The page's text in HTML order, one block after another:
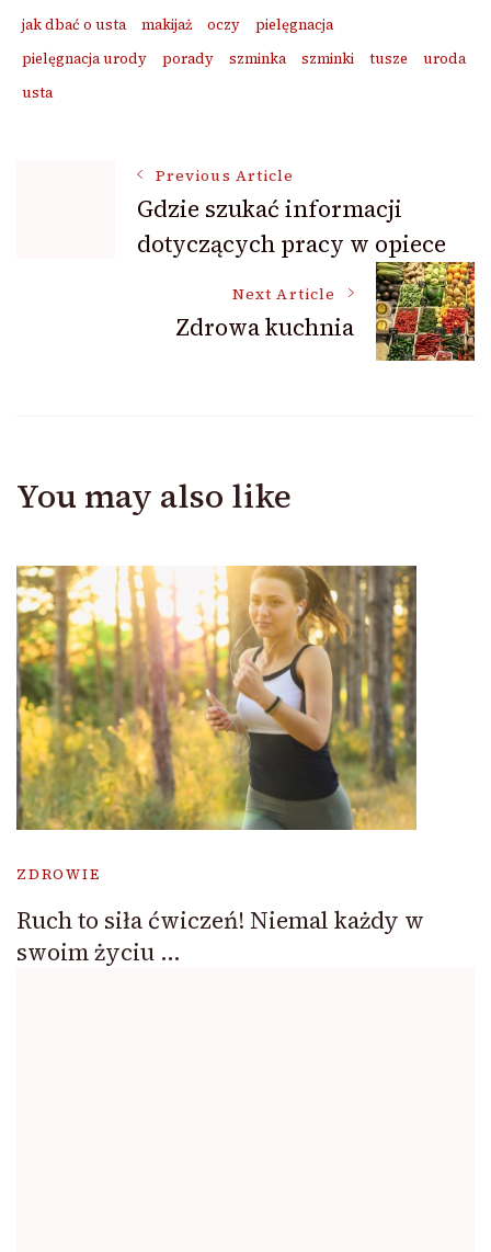
jak dbać o usta makijaż oczy
pielęgnacja
pielęgnacja urody
porady szminka szminki tusze
uroda
usta
Navigation
Previous Article
Gdzie szukać informacji
dotyczących pracy w opiece
Next Article
Zdrowa kuchnia
You may also like
ZDROWIE
Ruch to siła ćwiczeń! Niemal każdy w
swoim życiu …